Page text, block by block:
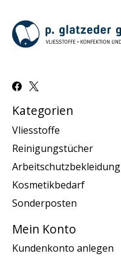
Kategorien
Vliesstoffe
Reinigungstücher
Arbeitschutzbekleidung
Kosmetikbedarf
Sonderposten
Mein Konto
Kundenkonto anlegen